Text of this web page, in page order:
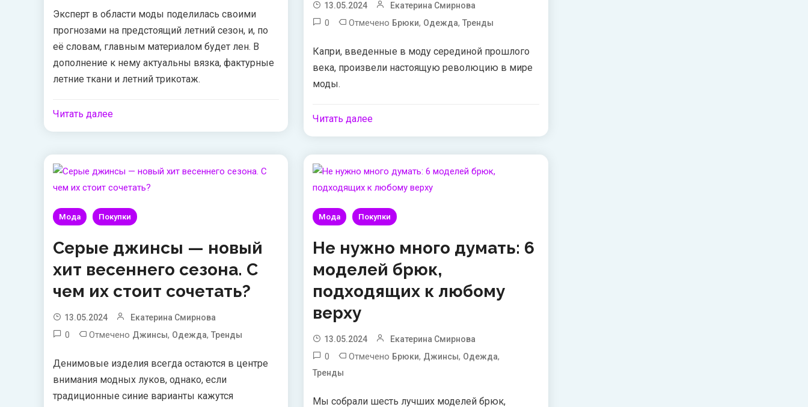
Эксперт в области моды поделилась своими
прогнозами на предстоящий летний сезон, и, по
её словам, главным материалом будет лен. В
дополнение к нему актуальны вязка, фактурные
летние ткани и летний трикотаж.
Читать далее
13.05.2024 Екатерина Смирнова
0 Отмечено Брюки, Одежда,Тренды
Капри, введенные в моду серединой прошлого
века, произвели настоящую революцию в мире
моды.
Читать далее
Мода Покупки
Серые джинсы — новый
хит весеннего сезона. С
чем их стоит сочетать?
13.05.2024 Екатерина Смирнова
0 Отмечено Джинсы, Одежда, Тренды
Денимовые изделия всегда остаются в центре
внимания модных луков, однако, если
традиционные синие варианты кажутся
Мода Покупки
Не нужно много думать: 6
моделей брюк,
подходящих к любому
верху
13.05.2024 Екатерина Смирнова
0 Отмечено Брюки, Джинсы, Одежда,
Тренды
Мы собрали шесть лучших моделей брюк,